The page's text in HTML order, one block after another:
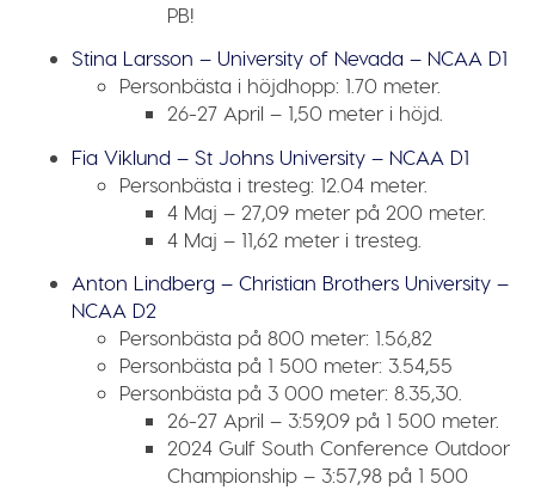
PB!
Stina Larsson – University of Nevada – NCAA D1
Personbästa i höjdhopp: 1.70 meter.
26-27 April – 1,50 meter i höjd.
Fia Viklund – St Johns University – NCAA D1
Personbästa i tresteg: 12.04 meter.
4 Maj – 27,09 meter på 200 meter.
4 Maj – 11,62 meter i tresteg.
Anton Lindberg – Christian Brothers University –
NCAA D2
Personbästa på 800 meter: 1.56,82
Personbästa på 1 500 meter: 3.54,55
Personbästa på 3 000 meter:8.35,30.
26-27 April – 3:59,09 på 1 500 meter.
2024 Gulf South Conference Outdoor
Championship – 3:57,98 på 1 500